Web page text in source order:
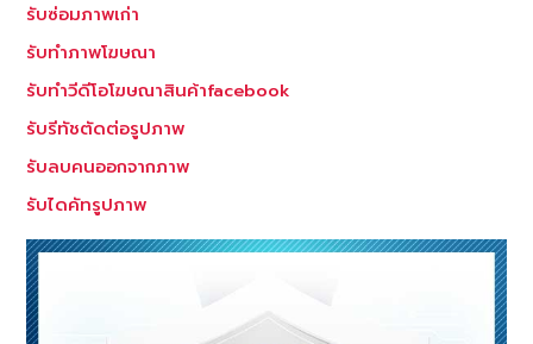
รับซ่อมภาพเก่า
รับทำภาพโฆษณา
รับทำวีดีโอโฆษณาสินค้าfacebook
รับรีทัชตัดต่อรูปภาพ
รับลบคนออกจากภาพ
รับไดคัทรูปภาพ